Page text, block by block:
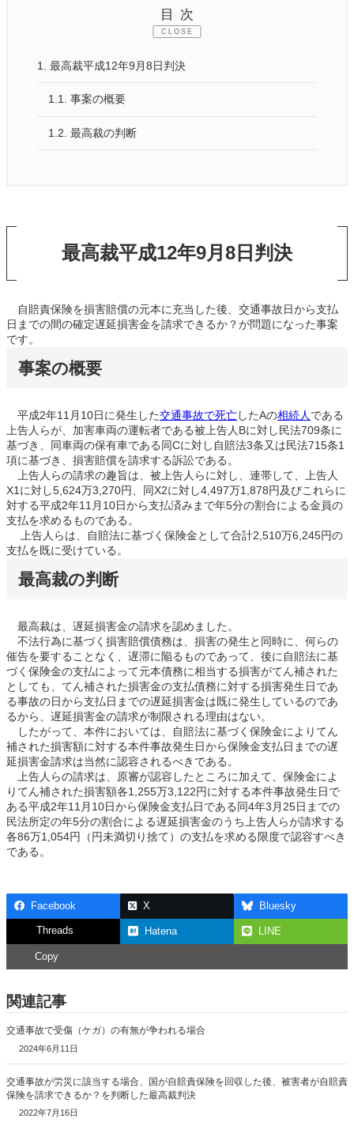
目次
CLOSE
1. 最高裁平成12年9月8日判決
1.1. 事案の概要
1.2. 最高裁の判断
最高裁平成12年9月8日判決
自賠責保険を損害賠償の元本に充当した後、交通事故日から支払
日までの間の確定遅延損害金を請求できるか？が問題になった事案
です。
事案の概要
平成2年11月10日に発生した交通事故で死亡したAの相続人である
上告人らが、加害車両の運転者である被上告人Bに対し民法709条に
基づき、同車両の保有車である同Cに対し自賠法3条又は民法715条1
項に基づき、損害賠償を請求する訴訟である。
上告人らの請求の趣旨は、被上告人らに対し、連帯して、上告人
X1に対し5,624万3,270円、同X2に対し4,497万1,878円及びこれらに
対する平成2年11月10日から支払済みまで年5分の割合による金員の
支払を求めるものである。
上告人らは、自賠法に基づく保険金として合計2,510万6,245円の
支払を既に受けている。
最高裁の判断
最高裁は、遅延損害金の請求を認めました。
不法行為に基づく損害賠償債務は、損害の発生と同時に、何らの
催告を要することなく、遅滞に陥るものであって、後に自賠法に基
づく保険金の支払によって元本債務に相当する損害がてん補された
としても、てん補された損害金の支払債務に対する損害発生日であ
る事故の日から支払日までの遅延損害金は既に発生しているのであ
るから、遅延損害金の請求が制限される理由はない。
したがって、本件においては、自賠法に基づく保険金によりてん
補された損害額に対する本件事故発生日から保険金支払日までの遅
延損害金請求は当然に認容されるべきである。
上告人らの請求は、原審が認容したところに加えて、保険金によ
りてん補された損害額各1,255万3,122円に対する本件事故発生日で
ある平成2年11月10日から保険金支払日である同4年3月25日までの
民法所定の年5分の割合による遅延損害金のうち上告人らが請求する
各86万1,054円（円未満切り捨て）の支払を求める限度で認容すべき
である。
Facebook X Bluesky
Threads Hatena LINE
Copy
関連記事
交通事故で受傷（ケガ）の有無が争われる場合
2024年6月11日
交通事故が労災に該当する場合、国が自賠責保険を回収した後、被害者が自賠責
保険を請求できるか？を判断した最高裁判決
2022年7月16日